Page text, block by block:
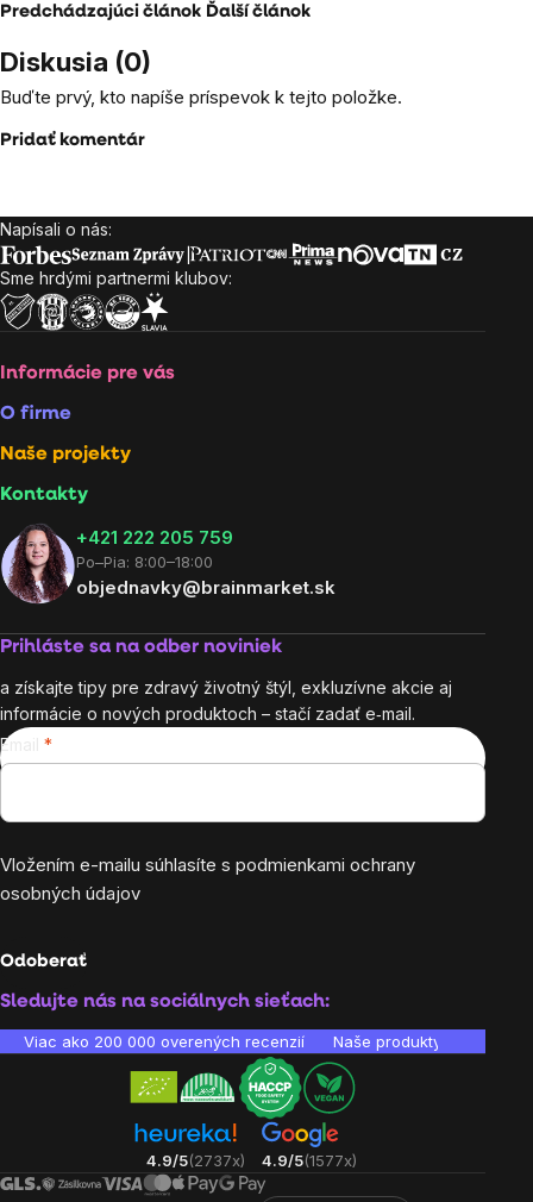
Predchádzajúci článok Ďalší článok
Diskusia (0)
Buďte prvý, kto napíše príspevok k tejto položke.
Pridať komentár
Zápätie
Napísali o nás:
Sme hrdými partnermi klubov:
Informácie pre vás
O firme
Naše projekty
Kontakty
+421 222 205 759
Po–Pia: 8:00–18:00
objednavky@brainmarket.sk
Prihláste sa na odber noviniek
a získajte tipy pre zdravý životný štýl, exkluzívne akcie aj
informácie o nových produktoch – stačí zadať e‑mail.
Email
Vložením e-mailu súhlasíte s podmienkami ochrany
osobných údajov
Odoberať
Sledujte nás na sociálnych sieťach:
Viac ako 200 000 overených recenzií Naše produkty sú
4.9/5(2737x) 4.9/5(1577x)